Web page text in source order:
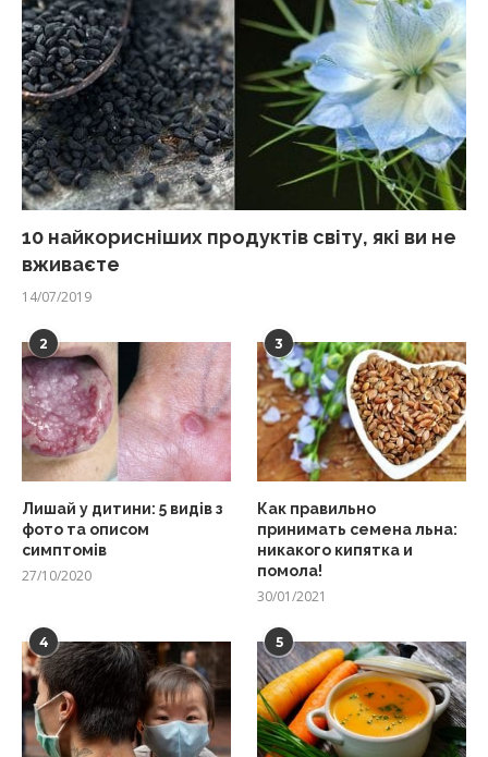
10 найкорисніших продуктів світу, які ви не
вживаєте
14/07/2019
2
Лишай у дитини: 5 видів з
фото та описом
симптомів
27/10/2020
3
Как правильно
принимать семена льна:
никакого кипятка и
помола!
30/01/2021
4 5